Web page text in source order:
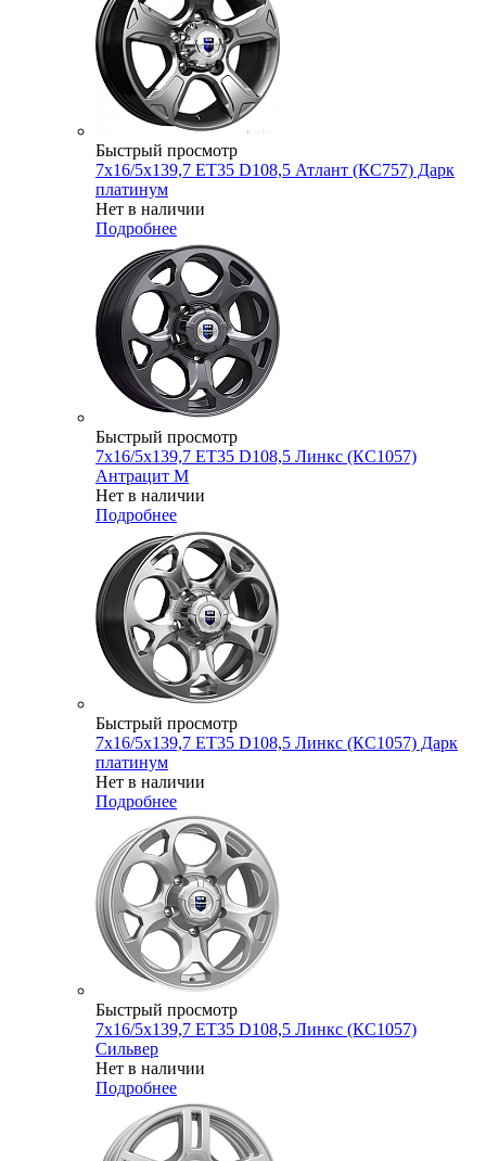
Быстрый просмотр
7x16/5x139,7 ET35 D108,5 Атлант (КС757) Дарк
платинум
Нет в наличии
Подробнее
Быстрый просмотр
7x16/5x139,7 ET35 D108,5 Линкс (КС1057)
Антрацит M
Нет в наличии
Подробнее
Быстрый просмотр
7x16/5x139,7 ET35 D108,5 Линкс (КС1057) Дарк
платинум
Нет в наличии
Подробнее
Быстрый просмотр
7x16/5x139,7 ET35 D108,5 Линкс (КС1057)
Сильвер
Нет в наличии
Подробнее